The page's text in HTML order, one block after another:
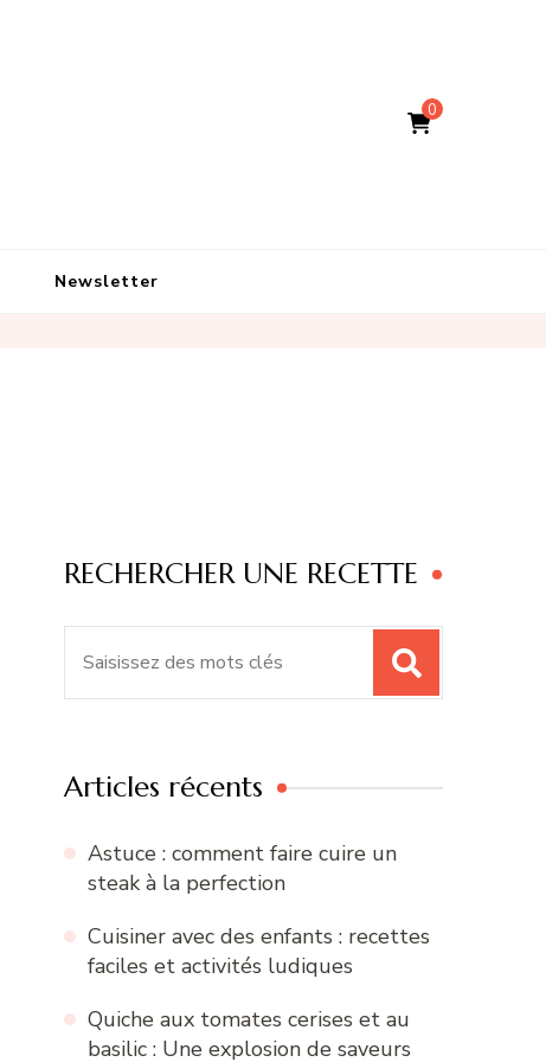
0
Newsletter
RECHERCHER UNE RECETTE
Articles récents
Astuce : comment faire cuire un
steak à la perfection
Cuisiner avec des enfants : recettes
faciles et activités ludiques
Quiche aux tomates cerises et au
basilic : Une explosion de saveurs